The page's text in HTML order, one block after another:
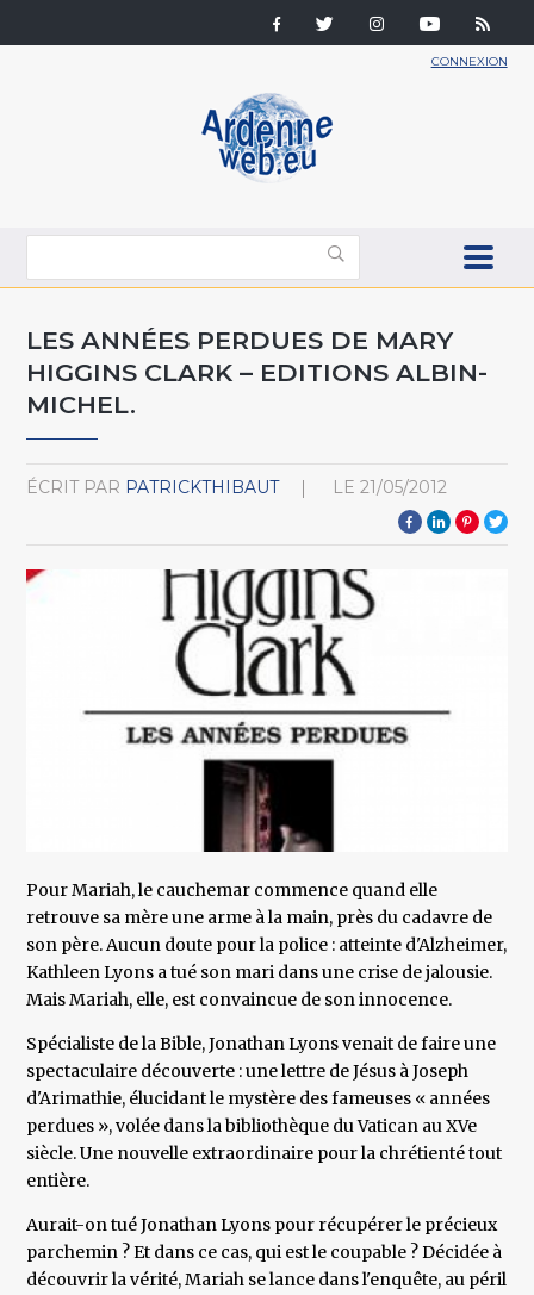
CONNEXION
LES ANNÉES PERDUES DE MARY
HIGGINS CLARK – EDITIONS ALBIN-
MICHEL.
ÉCRIT PAR PATRICKTHIBAUT LE 21/05/2012
Pour Mariah, le cauchemar commence quand elle
retrouve sa mère une arme à la main, près du cadavre de
son père. Aucun doute pour la police : atteinte d'Alzheimer,
Kathleen Lyons a tué son mari dans une crise de jalousie.
Mais Mariah, elle, est convaincue de son innocence.
Spécialiste de la Bible, Jonathan Lyons venait de faire une
spectaculaire découverte : une lettre de Jésus à Joseph
d'Arimathie, élucidant le mystère des fameuses « années
perdues », volée dans la bibliothèque du Vatican au XVe
siècle. Une nouvelle extraordinaire pour la chrétienté tout
entière.
Aurait-on tué Jonathan Lyons pour récupérer le précieux
parchemin ? Et dans ce cas, qui est le coupable ? Décidée à
découvrir la vérité, Mariah se lance dans l'enquête, au péril